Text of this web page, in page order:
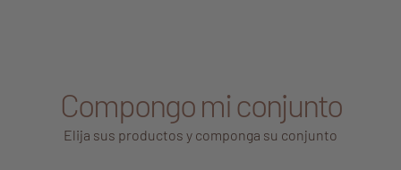
Compongo mi conjunto
Elija sus productos y componga su conjunto